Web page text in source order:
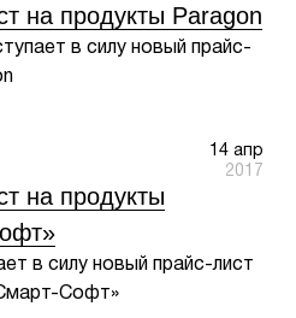
на продукты Paragon
в силу новый прайс-
14 апр
2017
на продукты
в силу новый прайс-лист
Софт»